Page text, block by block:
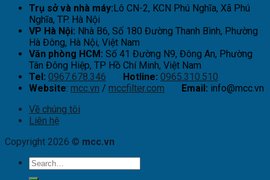
Trụ sở và nhà máy:Lô CN-2, KCN Phú Nghĩa, Xã Phú
Nghĩa, TP. Hà Nội
VP Hà Nội: Nhà B6, Số 180 Đường Thanh Bình, Phường
Hà Đông, Hà Nội, Việt Nam
Văn phòng HCM: Số 41 Đường N9, Đông An, Phường
Tân Đông Hiệp, TP Hồ Chí Minh, Việt Nam
Tel: 0967.678.346 Hotline: 0965.310.510
Website: mcc.vn / mccfilter.com Email: info@mcc.vn
Về chúng tôi
Liên hệ
Copyright 2026 © mcc.vn